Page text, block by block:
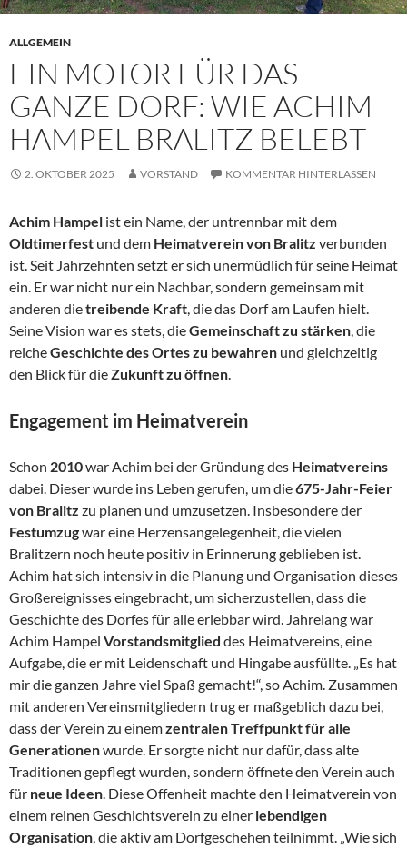
ALLGEMEIN
EIN MOTOR FÜR DAS
GANZE DORF: WIE ACHIM
HAMPEL BRALITZ BELEBT
2. OKTOBER 2025 VORSTAND KOMMENTAR HINTERLASSEN
Achim Hampel ist ein Name, der untrennbar mit dem
Oldtimerfest und dem Heimatverein von Bralitz verbunden
ist. Seit Jahrzehnten setzt er sich unermüdlich für seine Heimat
ein. Er war nicht nur ein Nachbar, sondern gemeinsam mit
anderen dietreibende Kraft , die das Dorf am Laufen hielt.
Seine Vision war es stets, dieGemeinschaft zu stärken , die
reicheGeschichte des Ortes zu bewahren und gleichzeitig
den Blick für dieZukunft zu öffnen
Engagement im Heimatverein
Schon 2010war Achim bei der Gründung des Heimatvereins
dabei. Dieser wurde ins Leben gerufen, um die675-Jahr-Feier
von Bralitz zu planen und umzusetzen. Insbesondere der
Festumzugwar eine Herzensangelegenheit, die vielen
Bralitzern noch heute positiv in Erinnerung geblieben ist.
Achim hat sich intensiv in die Planung und Organisation dieses
Großereignisses eingebracht, um sicherzustellen, dass die
Geschichte des Dorfes für alle erlebbar wird. Jahrelang war
Achim Hampel Vorstandsmitglied des Heimatvereins, eine
Aufgabe, die er mit Leidenschaft und Hingabe ausfüllte. „Es hat
mir die ganzen Jahre viel Spaß gemacht!“, so Achim. Zusammen
mit anderen Vereinsmitgliedern trug er maßgeblich dazu bei,
dass der Verein zu einemzentralen Treffpunkt für alle
Generationenwurde. Er sorgte nicht nur dafür, dass alte
Traditionen gepflegt wurden, sondern öffnete den Verein auch
für neue Ideen . Diese Offenheit machte den Heimatverein von
einem reinen Geschichtsverein zu einer lebendigen
Organisation , die aktiv am Dorfgeschehen teilnimmt. „Wie sich